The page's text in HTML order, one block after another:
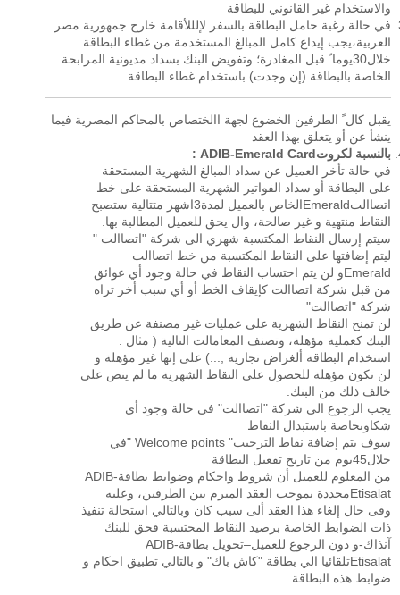
والاستخدام غير القانوني للبطاقة
في حالة رغبة حامل البطاقة بالسفر لإلللأقامة خارج جمهورية مصر
العربية،يجب إيداع كامل المبالغ المستخدمة من غطاء البطاقة
خلال30يوما ً قبل المغادرة؛ وتفويض البنك بسداد مديونية المرابحة
الخاصة بالبطاقة (إن وجدت) باستخدام غطاء البطاقة
يقبل كال ً الطرفين الخضوع لجهة االختصاص بالمحاكم المصرية فيما
ينشأ عن أو يتعلق بهذا العقد
بالنسبة لكروتADIB-Emerald Card :
في حالة تأخر العميل عن سداد المبالغ الشهرية المستحقة
على البطاقة أو سداد الفواتير الشهرية المستحقة على خط
اتصاالتEmeraldالخاص بالعميل لمدة3اشهر متتالية ستصبح
النقاط منتهية و غير صالحة، وال يحق للعميل المطالبة بها.
سيتم إرسال النقاط المكتسبة شهري الى شركة "اتصاالت "
ليتم إضافتها على النقاط المكتسبة من خط اتصاالت
Emeraldو لن يتم احتساب النقاط في حالة وجود أي عوائق
من قبل شركة اتصاالت كإيقاف الخط أو أي سبب أخر تراه
شركة "اتصاالت"
لن تمنح النقاط الشهرية على عمليات غير مصنفة عن طريق
البنك كعملية مؤهلة، وتصنف المعامالت التالية ( مثال :
استخدام البطاقة ألغراض تجارية ,...) على إنها غير مؤهلة و
لن تكون مؤهلة للحصول على النقاط الشهرية ما لم ينص على
خالف ذلك من البنك.
يجب الرجوع الى شركة "اتصاالت" في حالة وجود أي
شكاوىخاصة باستبدال النقاط
سوف يتم إضافة نقاط الترحيب" Welcome points "في
خلال45يوم من تاريخ تفعيل البطاقة
من المعلوم للعميل أن شروط واحكام وضوابط بطاقةADIB-
Etisalatمحددة بموجب العقد المبرم بين الطرفين، وعليه
وفى حال إلغاء هذا العقد ألى سبب كان وبالتالي استحالة تنفيذ
ذات الضوابط الخاصة برصيد النقاط المحتسبة فحق للبنك
آنذاك-و دون الرجوع للعميل–تحويل بطاقةADIB-
Etisalatتلقائيا الي بطاقة "كاش باك" و بالتالي تطبيق احكام و
ضوابط هذه البطاقة